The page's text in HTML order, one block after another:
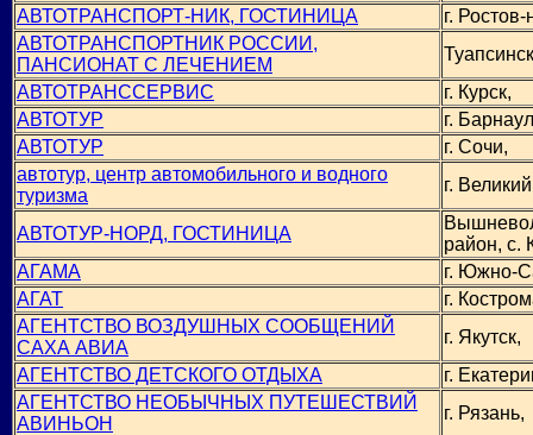
АВТОТРАНСПОРТ-НИК, ГОСТИНИЦА
г.
АВТОТРАНСПОРТНИК РОССИИ,
ПАНСИОНАТ С ЛЕЧЕНИЕМ
АВТОТРАНССЕРВИС
г. Курск,
АВТОТУР
г.
АВТОТУР
г. Сочи,
автотур, центр автомобильного и водного
туризма
г.
АВТОТУР-НОРД, ГОСТИНИЦА
район, с.
АГАМА
г. Южно-
АГАТ
г.
АГЕНТСТВО ВОЗДУШНЫХ СООБЩЕНИЙ
САХА АВИА
г. Якутск,
АГЕНТСТВО ДЕТСКОГО ОТДЫХА
г.
АГЕНТСТВО НЕОБЫЧНЫХ ПУТЕШЕСТВИЙ
АВИНЬОН
г. Рязань,